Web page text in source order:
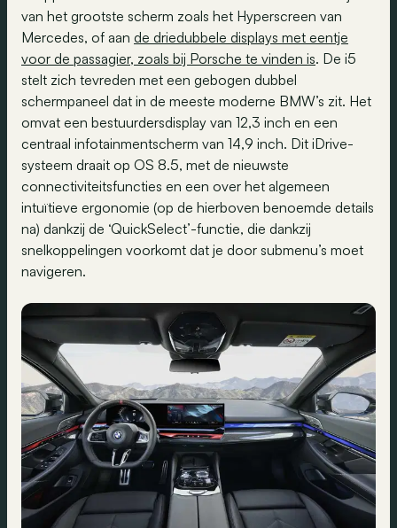
van het grootste scherm zoals het Hyperscreen van
Mercedes, of aan de driedubbele displays met eentje
voor de passagier, zoals bij Porsche te vinden is. De i5
stelt zich tevreden met een gebogen dubbel
schermpaneel dat in de meeste moderne BMW’s zit. Het
omvat een bestuurdersdisplay van 12,3 inch en een
centraal infotainmentscherm van 14,9 inch. Dit iDrive-
systeem draait op OS 8.5, met de nieuwste
connectiviteitsfuncties en een over het algemeen
intuïtieve ergonomie (op de hierboven benoemde details
na) dankzij de ‘QuickSelect’-functie, die dankzij
snelkoppelingen voorkomt dat je door submenu’s moet
navigeren.